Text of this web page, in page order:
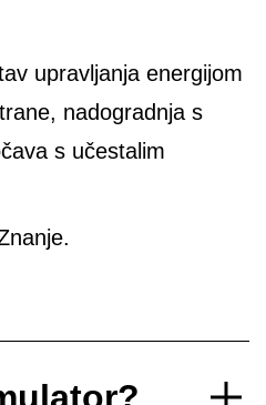
upravljanja energijom
nadogradnja s
s učestalim